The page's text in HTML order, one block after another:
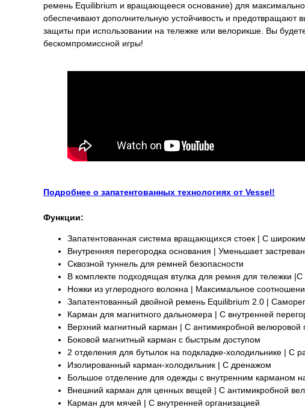
ремень Equilibrium и вращающееся основание) для
обеспечивают дополнительную устойчивость и
защиты при использовании на тележке или велорикше. Вы
бескомпромиссной игры!
Подробнее о запатентованных технологиях от Vessel!
Функции:
Запатентованная система вращающихся стоек | С
Внутренняя перегородка основания | Уменьшает
Сквозной туннель для ремней безопасности
В комплекте подходящая втулка для ремня для тележки
Ножки из углеродного волокна | Максимальное
Запатентованный двойной ремень Equilibrium 2.0 |
Карман для магнитного дальномера | С внутренней
Верхний магнитный карман | С антимикробной велюровой
Боковой магнитный карман с быстрым доступом
2 отделения для бутылок на подкладке-холодильнике | С
Изолированный карман-холодильник | С дренажом
Большое отделение для одежды с внутренним карманом
Внешний карман для ценных вещей | С антимикробной
Карман для мячей | С внутренней организацией